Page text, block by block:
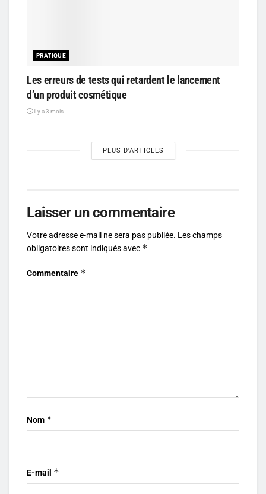
PRATIQUE
Les erreurs de tests qui retardent le lancement
d’un produit cosmétique
il y a 3 mois
PLUS D'ARTICLES
Laisser un commentaire
Votre adresse e-mail ne sera pas publiée. Les champs
obligatoires sont indiqués avec *
Commentaire *
Nom *
E-mail *